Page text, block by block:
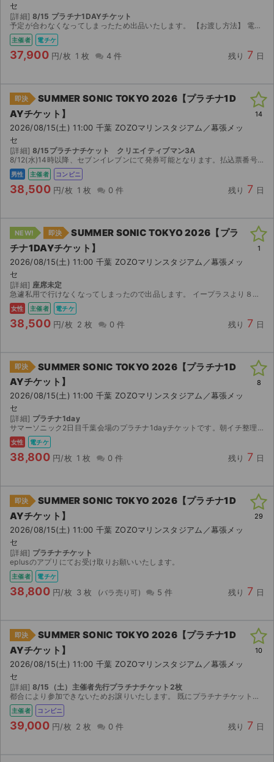
セ
[詳細] 8/15 プラチナ1DAYチケット
予定が合わなくなってしまったため出品いたします。 【お渡し方法】 電子チケット（イープラス）にて分配いたします。 分配可能になり次第、取引連絡にてURLをお送りします。 【注意事項】 公演が...
主催者 電チケ
37,900 円/枚 1 枚 4 件 残り 7 日
即決
SUMMER SONIC TOKYO 2026【プラチナ1D
AYチケット】
2026/08/15(土) 11:00 千葉 ZOZOマリンスタジアム／幕張メッ
セ
[詳細] 8/15プラチナチケット クリエイティブマン3A
8/12(水)14時以降、セブンイレブンにて発券可能となります。払込票番号をお知らせしますので、ご自身で発券いただきます。発券手数料165円は、恐れ入りますがご購入者様にてご負担ください。 ※...
男性 主催者 コンビニ
38,500 円/枚 1 枚 0 件 残り 7 日
14
NEW! 即決
SUMMER SONIC TOKYO 2026【プラ
チナ1DAYチケット】
2026/08/15(土) 11:00 千葉 ZOZOマリンスタジアム／幕張メッ
セ
[詳細] 座席未定
急遽私用で行けなくなってしまったので出品します。 イープラスより８月12日の15時より分配ができますので即日分配いたします。 クリエイティブマン3A・モバイル会員先行にて購入しました。 ...
女性 主催者 電チケ
38,500 円/枚 2 枚 0 件 残り 7 日
1
即決
SUMMER SONIC TOKYO 2026【プラチナ1D
AYチケット】
2026/08/15(土) 11:00 千葉 ZOZOマリンスタジアム／幕張メッ
セ
[詳細] プラチナ1day
サマーソニック2日目千葉会場のプラチナ1dayチケットです。朝イチ整理券なし。 イープラスのスマチケを8/12に分配いたします。 分配可、認証なしの表記あり。
女性 電チケ
38,800 円/枚 1 枚 0 件 残り 7 日
8
即決
SUMMER SONIC TOKYO 2026【プラチナ1D
AYチケット】
2026/08/15(土) 11:00 千葉 ZOZOマリンスタジアム／幕張メッ
セ
[詳細] プラチナチケット
eplusのアプリにてお受け取りお願いいたします。
主催者 電チケ
38,800 円/枚 3 枚 5 件 残り 7 日
29
即決
SUMMER SONIC TOKYO 2026【プラチナ1D
AYチケット】
2026/08/15(土) 11:00 千葉 ZOZOマリンスタジアム／幕張メッ
セ
[詳細] 8/15（土）主催者先行プラチナチケット2枚
都合により参加できないためお譲りいたします。 既にプラチナチケットは完売しているため、ご入用の方にご購入いただければと存じます。 セブンイレブンにてにて8/8より発券可能となりますので発...
主催者 コンビニ
39,000 円/枚 2 枚 0 件 残り 7 日
10